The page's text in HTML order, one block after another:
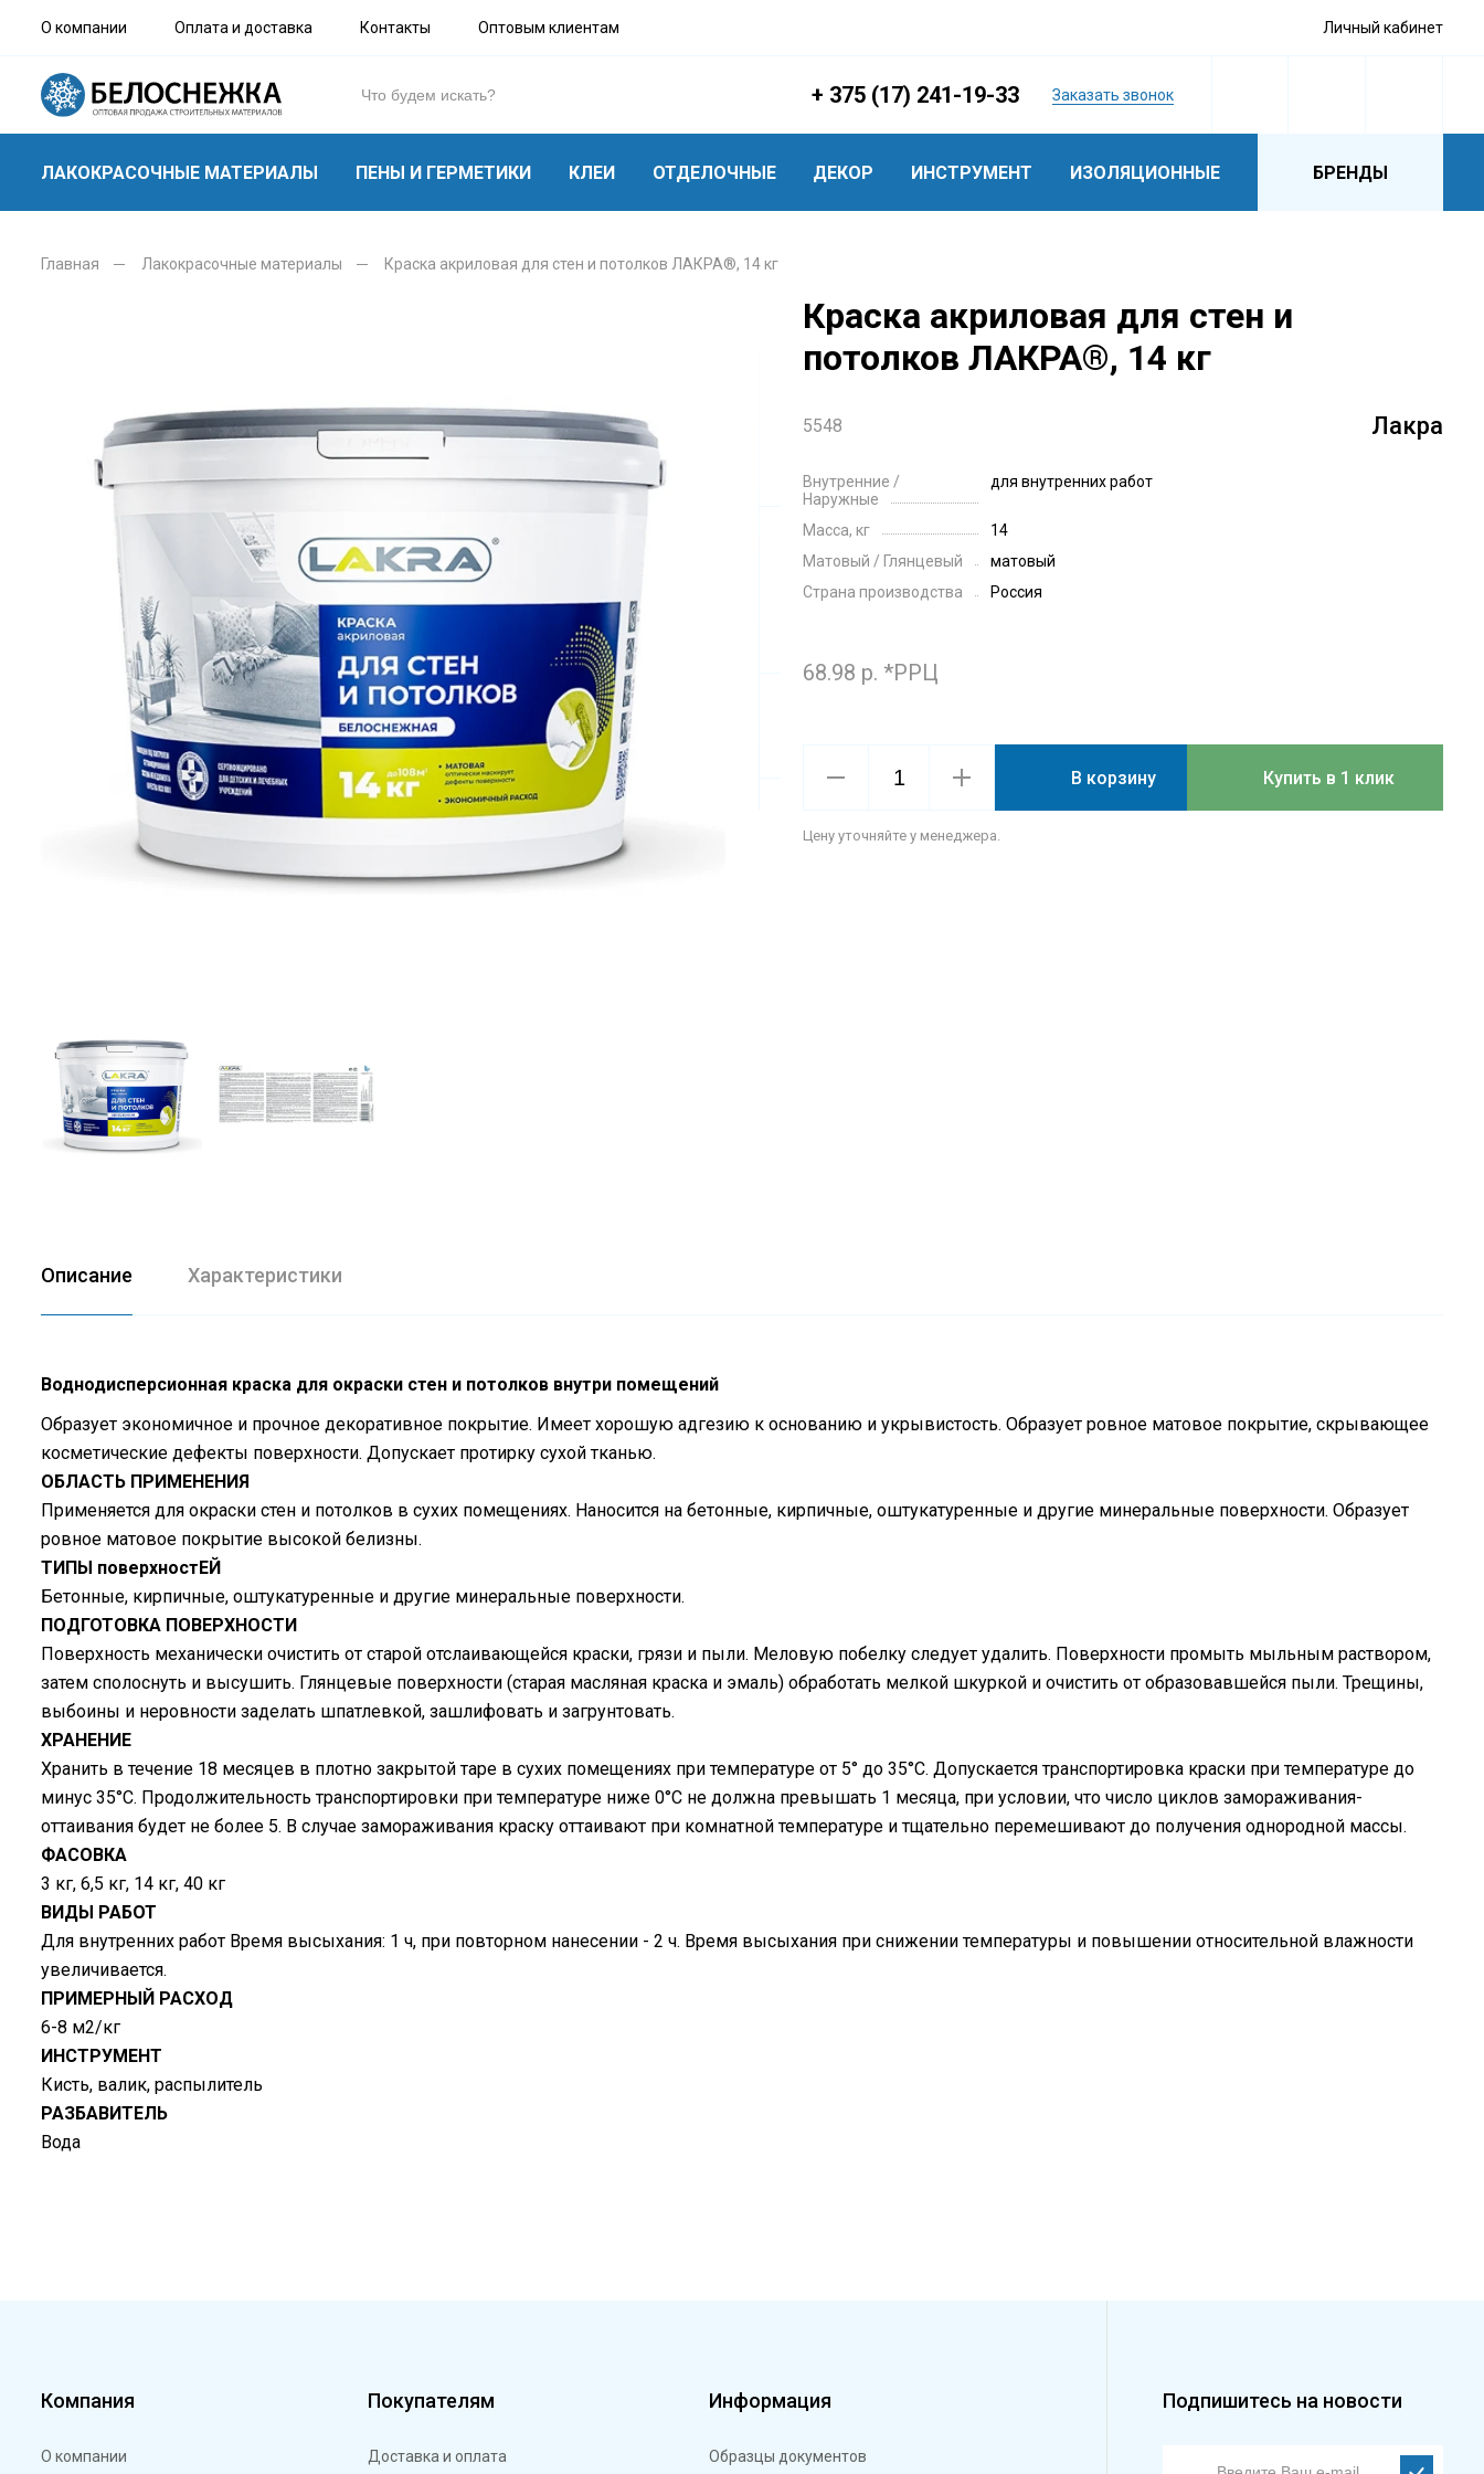
О компании Оплата и доставка Контакты Оптовым клиентам Личный кабинет
+ 375 (17) 241-19-33 Заказать звонок
ЛАКОКРАСОЧНЫЕ МАТЕРИАЛЫ ПЕНЫ И ГЕРМЕТИКИ КЛЕИ ОТДЕЛОЧНЫЕ ДЕКОР ИНСТРУМЕНТ ИЗОЛЯЦИОННЫЕ БРЕНДЫ
Главная Лакокрасочные материалы Краска акриловая для стен и потолков ЛАКРА®, 14 кг
Краска акриловая для стен и
потолков ЛАКРА®, 14 кг
5548 Лакра
Внутренние /
Наружные
для внутренних работ
Масса, кг
14
Матовый / Глянцевый
матовый
Страна производства
Россия
68.98 р. *РРЦ
В корзину Купить в 1 клик
Цену уточняйте у менеджера.
Описание Характеристики
Воднодисперсионная краска для окраски стен и потолков внутри помещений
Образует экономичное и прочное декоративное покрытие. Имеет хорошую адгезию к основанию и укрывистость. Образует ровное матовое покрытие, скрывающее
косметические дефекты поверхности. Допускает протирку сухой тканью.
ОБЛАСТЬ ПРИМЕНЕНИЯ
Применяется для окраски стен и потолков в сухих помещениях. Наносится на бетонные, кирпичные, оштукатуренные и другие минеральные поверхности. Образует
ровное матовое покрытие высокой белизны.
ТИПЫ поверхностЕЙ
Бетонные, кирпичные, оштукатуренные и другие минеральные поверхности.
ПОДГОТОВКА ПОВЕРХНОСТИ
Поверхность механически очистить от старой отслаивающейся краски, грязи и пыли. Меловую побелку следует удалить. Поверхности промыть мыльным раствором,
затем сполоснуть и высушить. Глянцевые поверхности (старая масляная краска и эмаль) обработать мелкой шкуркой и очистить от образовавшейся пыли. Трещины,
выбоины и неровности заделать шпатлевкой, зашлифовать и загрунтовать.
ХРАНЕНИЕ
Хранить в течение 18 месяцев в плотно закрытой таре в сухих помещениях при температуре от 5° до 35°С. Допускается транспортировка краски при температуре до
минус 35°С. Продолжительность транспортировки при температуре ниже 0°С не должна превышать 1 месяца, при условии, что число циклов замораживания-
оттаивания будет не более 5. В случае замораживания краску оттаивают при комнатной температуре и тщательно перемешивают до получения однородной массы.
ФАСОВКА
3 кг, 6,5 кг, 14 кг, 40 кг
ВИДЫ РАБОТ
Для внутренних работ Время высыхания: 1 ч, при повторном нанесении - 2 ч. Время высыхания при снижении температуры и повышении относительной влажности
увеличивается.
ПРИМЕРНЫЙ РАСХОД
6-8 м2/кг
ИНСТРУМЕНТ
Кисть, валик, распылитель
РАЗБАВИТЕЛЬ
Вода
Компания
О компании
Покупателям
Доставка и оплата
Информация
Образцы документов
Подпишитесь на новости